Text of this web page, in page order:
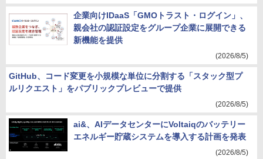
企業向けIDaaS「GMOトラスト・ログイン」、
親会社の認証設定をグループ企業に展開できる
新機能を提供
(2026/8/5)
GitHub、コード変更を小規模な単位に分割する「スタック型プ
ルリクエスト」をパブリックプレビューで提供
(2026/8/5)
ai&、AIデータセンターにVoltaiqのバッテリー
エネルギー貯蔵システムを導入する計画を発表
(2026/8/5)